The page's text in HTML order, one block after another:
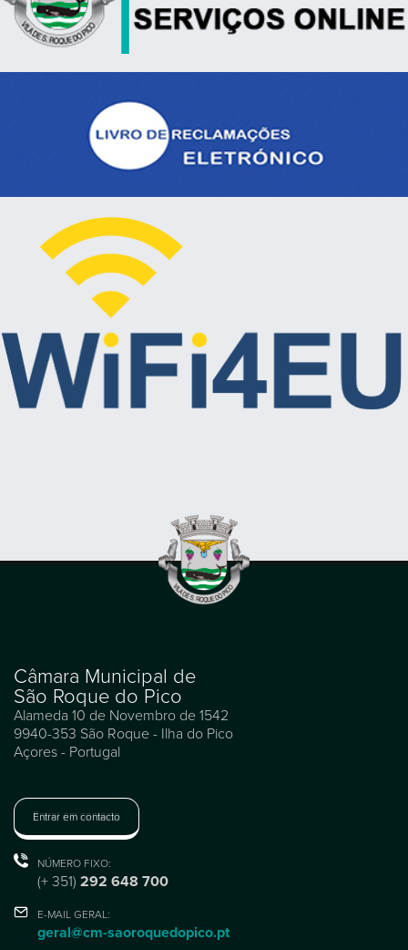
Câmara Municipal de
São Roque do Pico
Alameda 10 de Novembro de 1542
9940-353 São Roque - Ilha do Pico
Açores - Portugal
Entrar em contacto
NÚMERO FIXO:
(+ 351) 292 648 700
E-MAIL GERAL:
geral@cm-saoroquedopico.pt